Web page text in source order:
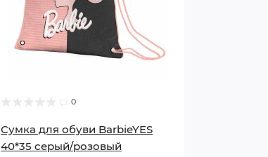
0
Сумка для обуви BarbieYES
40*35 серый/розовый